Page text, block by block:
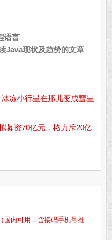
语言
Java现状及趋势的文章
冻小行星在那儿变成彗星
募资70亿元，格力斥20亿
国内可用，含接码手机号推